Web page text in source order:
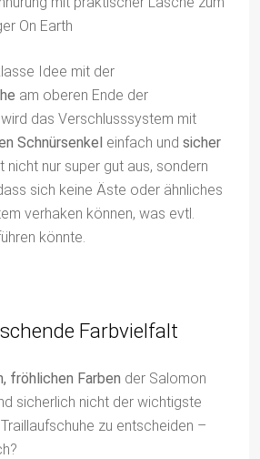
Idee mit der
am oberen Ende der
das Verschlusssystem mit
Schnürsenkel einfach und sicher
nicht nur super gut aus, sondern
sich keine Äste oder ähnliches
verhaken können, was evtl.
könnte.
Farbvielfalt
fröhlichen Farben der Salomon
sicherlich nicht der wichtigste
zu entscheiden –